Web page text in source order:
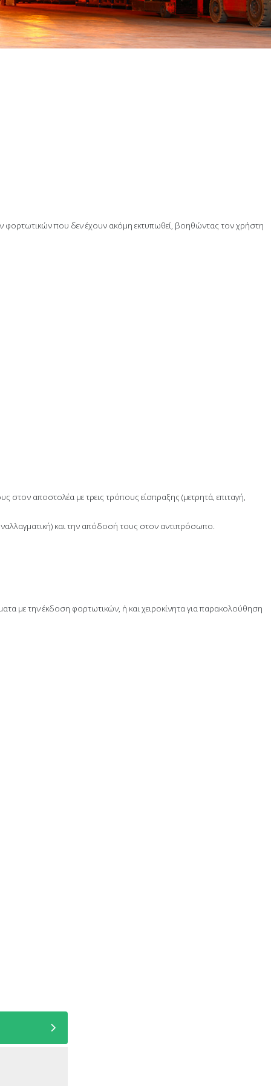
φορτωτικών που δεν έχουν ακόμη εκτυπωθεί, βοηθώντας τον χρήστη
αποστολέα με τρεις τρόπους είσπραξης (μετρητά, επιταγή,
και την απόδοσή τους στον αντιπρόσωπο.
με την έκδοση φορτωτικών, ή και χειροκίνητα για παρακολούθηση